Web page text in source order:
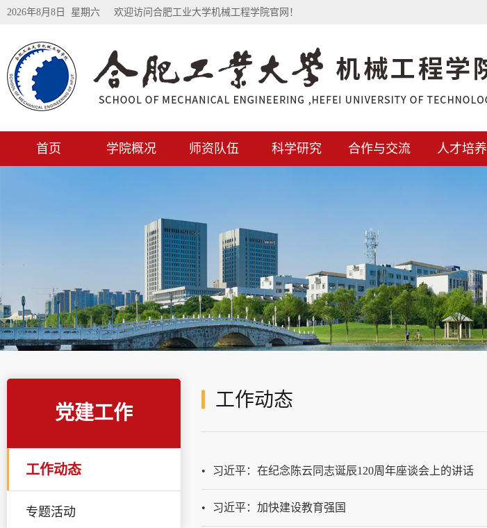
2026年8月8日 星期六 欢迎访问合肥工业大学机械工程学院官网！
首页 学院概况 师资队伍 科学研究 合作与交流 人才培养
党建工作
工作动态
专题活动
工作动态
习近平：在纪念陈云同志诞辰120周年座谈会上的讲话
习近平：加快建设教育强国